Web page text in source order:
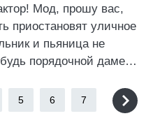
Мод, прошу вас,
приостановят уличное
и пьяница не
порядочной даме…
5 6 7